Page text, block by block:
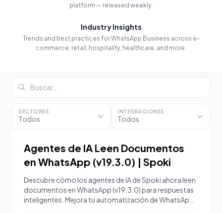
platform — released weekly.
Industry Insights
Trends and best practices for WhatsApp Business across e-
commerce, retail, hospitality, healthcare, and more.
SECTORES
Todos
INTEGRACIONES
Todos
Agentes de IA Leen Documentos
en WhatsApp (v19.3.0) | Spoki
Descubre cómo los agentes de IA de Spoki ahora leen
documentos en WhatsApp (v19.3.0) para respuestas
inteligentes. Mejora tu automatización de WhatsApp.